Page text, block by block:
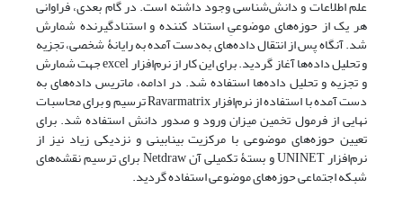
علم اطلاعات و دانش‌شناسی وجود داشته است. در گام بعدی، فراوانی
هر یک از حوزه‌های موضوعیِ استناد کننده و استنادگیرنده شمارش
شد. آنگاه پس از انتقال داده‌های به‌دست آمده به رایانۀ شخصی، تجزیه
و تحلیل داده‌ها آغاز گردید. برای این کار از نرم‌افزار excel جهت شمارش
و تجزیه و تحلیل داده‌ها استفاده شد. در ادامه، ماتریس داده‌های به
دست آمده با استفاده از نرم‌افزار Ravarmatrix ترسیم و برای محاسبات
نهایی از فرمول تخمین میزان ورود و صدور دانش استفاده شد. برای
تعیین حوزه‌های موضوعی با مرکزیت بینابینی و نزدیکی زیاد نیز از
نرم‌افزار UNINET و بستۀ تکمیلی آن Netdraw برای ترسیم نقشه‌های
شبکه اجتماعی حوزه‌های موضوعی استفاده گردید.